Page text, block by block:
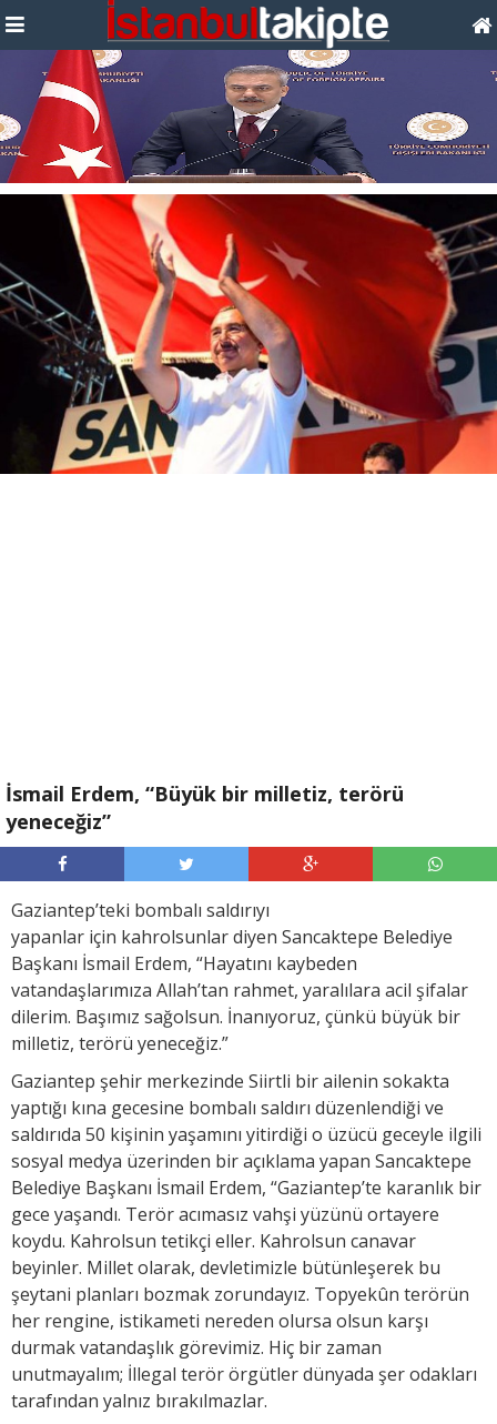
İsmail Erdem, “Büyük bir milletiz, terörü
yeneceğiz”
Gaziantep’teki bombalı saldırıyı
yapanlar için kahrolsunlar diyen Sancaktepe Belediye
Başkanı İsmail Erdem, “Hayatını kaybeden
vatandaşlarımıza Allah’tan rahmet, yaralılara acil şifalar
dilerim. Başımız sağolsun. İnanıyoruz, çünkü büyük bir
milletiz, terörü yeneceğiz.”
Gaziantep şehir merkezinde Siirtli bir ailenin sokakta
yaptığı kına gecesine bombalı saldırı düzenlendiği ve
saldırıda 50 kişinin yaşamını yitirdiği o üzücü geceyle ilgili
sosyal medya üzerinden bir açıklama yapan Sancaktepe
Belediye Başkanı İsmail Erdem, “Gaziantep’te karanlık bir
gece yaşandı. Terör acımasız vahşi yüzünü ortayere
koydu. Kahrolsun tetikçi eller. Kahrolsun canavar
beyinler. Millet olarak, devletimizle bütünleşerek bu
şeytani planları bozmak zorundayız. Topyekûn terörün
her rengine, istikameti nereden olursa olsun karşı
durmak vatandaşlık görevimiz. Hiç bir zaman
unutmayalım; İllegal terör örgütler dünyada şer odakları
tarafından yalnız bırakılmazlar.